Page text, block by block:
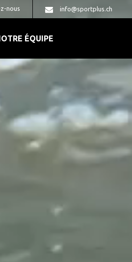
nous info@sportplus.ch
ÉQUIPE